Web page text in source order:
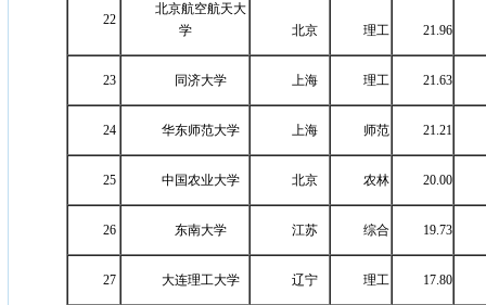
22
北京航空航天大
学
北京 理工 21.96
23 同济大学 上海 理工 21.63
24 华东师范大学 上海 师范 21.21
25 中国农业大学 北京 农林 20.00
26 东南大学 江苏 综合 19.73
27 大连理工大学 辽宁 理工 17.80